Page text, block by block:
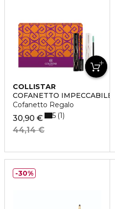
COLLISTAR
COFANETTO IMPECCABILE
Cofanetto Regalo
30,90 €
44,14 €
5 1
30%